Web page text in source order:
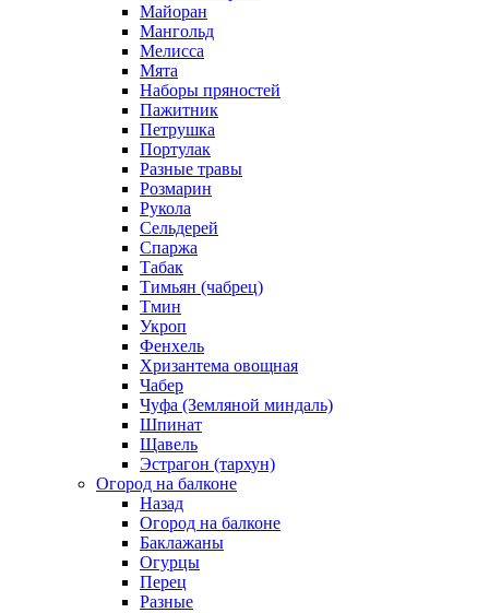
Майоран
Мангольд
Мелисса
Мята
Наборы пряностей
Пажитник
Петрушка
Портулак
Разные травы
Розмарин
Рукола
Сельдерей
Спаржа
Табак
Тимьян (чабрец)
Тмин
Укроп
Фенхель
Хризантема овощная
Чабер
Чуфа (Земляной миндаль)
Шпинат
Щавель
Эстрагон (тархун)
Огород на балконе
Назад
Огород на балконе
Баклажаны
Огурцы
Перец
Разные